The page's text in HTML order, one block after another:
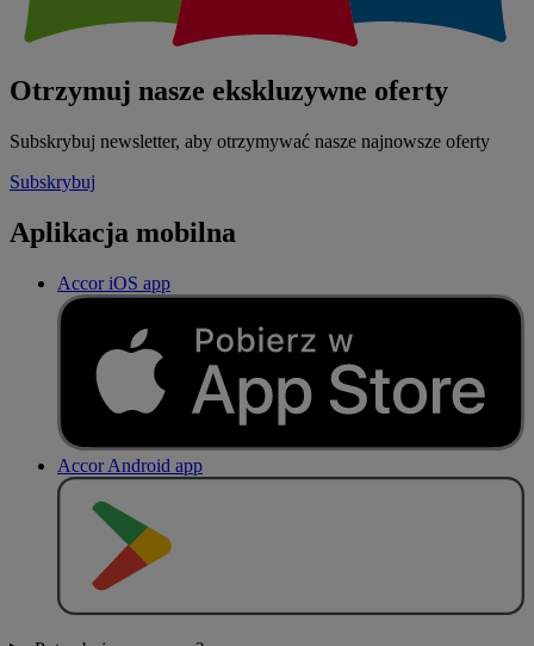
Otrzymuj nasze ekskluzywne oferty
Subskrybuj newsletter, aby otrzymywać nasze najnowsze oferty
Subskrybuj
Aplikacja mobilna
Accor iOS app
Accor Android app